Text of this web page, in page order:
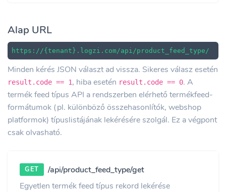
Alap URL
https://{tenant}.logzi.com/api/product_feed_type/
Minden kérés JSON választ ad vissza. Sikeres válasz esetén
result.code == 1, hiba esetén result.code == 0. A
termék feed típus API a rendszerben elérhető termékfeed-
formátumok (pl. különböző összehasonlítók, webshop
platformok) típuslistájának lekérésére szolgál. Ez a végpont
csak olvasható.
GET
/api/product_feed_type/get
Egyetlen termék feed típus rekord lekérése